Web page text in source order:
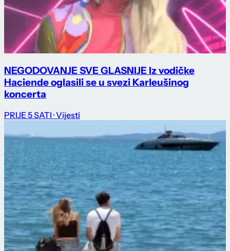
NEGODOVANJE SVE GLASNIJE Iz vodičke
Haciende oglasili se u svezi Karleušinog
koncerta
PRIJE 5 SATI · Vijesti